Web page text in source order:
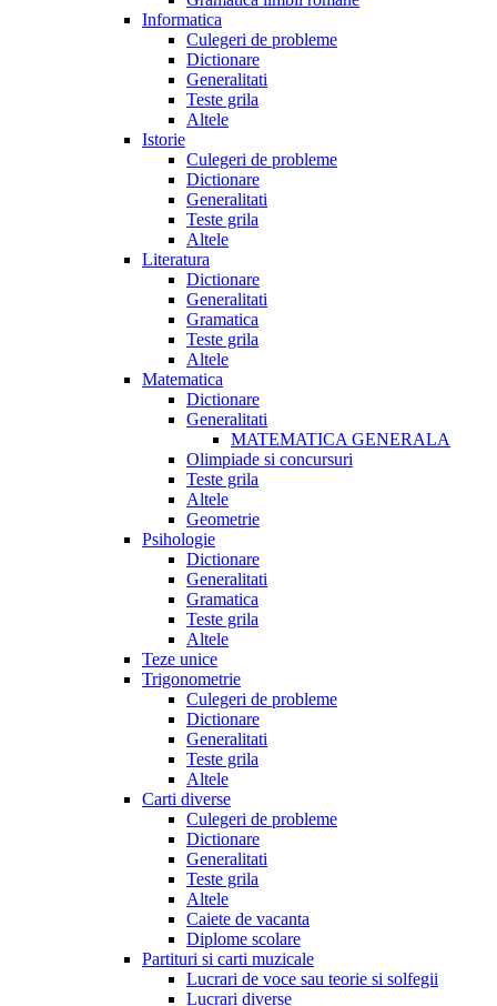
Informatica
Culegeri de probleme
Dictionare
Generalitati
Teste grila
Altele
Istorie
Culegeri de probleme
Dictionare
Generalitati
Teste grila
Altele
Literatura
Dictionare
Generalitati
Gramatica
Teste grila
Altele
Matematica
Dictionare
Generalitati
MATEMATICA GENERALA
Olimpiade si concursuri
Teste grila
Altele
Geometrie
Psihologie
Dictionare
Generalitati
Gramatica
Teste grila
Altele
Teze unice
Trigonometrie
Culegeri de probleme
Dictionare
Generalitati
Teste grila
Altele
Carti diverse
Culegeri de probleme
Dictionare
Generalitati
Teste grila
Altele
Caiete de vacanta
Diplome scolare
Partituri si carti muzicale
Lucrari de voce sau teorie si solfegii
Lucrari diverse